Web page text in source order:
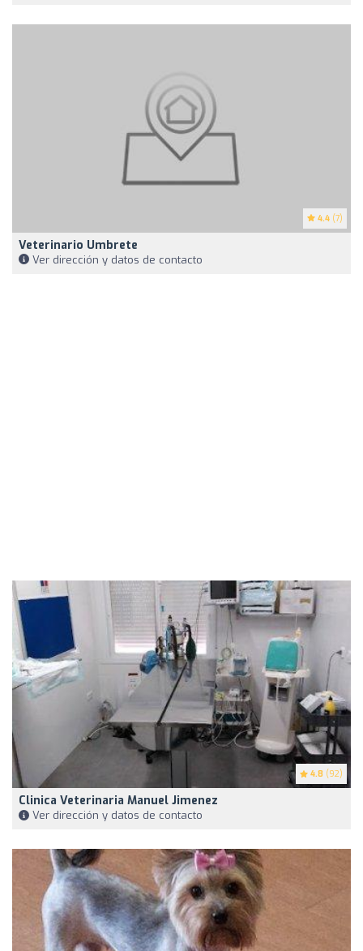
4.4 (7)
Veterinario Umbrete
Ver dirección y datos de contacto
4.8 (92)
Clinica Veterinaria Manuel Jimenez
Ver dirección y datos de contacto